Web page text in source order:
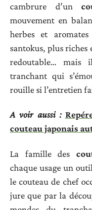
cambrure d’un
mouvement en
herbes et
santokus, plus riches
redoutable… mais
tranchant qui
rouille si l’entretien
A voir aussi :
couteau japonais
La famille des
chaque usage un
le couteau de chef
jure que par la